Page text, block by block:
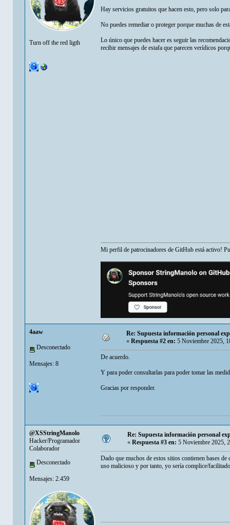
Turn off the red ligth
Hay servicios gratuitos que hacen esto, pero solo
No puedes remediar o proteger porque muchas de
Lo único que puedes hacer es seguir las
recibir mensajes de estafa que parecen verídicos
Mi perfil de patrocinadores de GitHub está activo!
4aaw
Desconectado
Mensajes: 8
Re: Supuesta información personal
«Respuesta #2 en:5 Noviembre 2025,
De acuerdo.
Y para poder consultarlas para poder tomar las
Gracias por responder.
@XSStringManolo
Hacker/Programador
Colaborador
Desconectado
Mensajes: 2.459
Re: Supuesta información personal
« Respuesta #3 en: 5 Noviembre 2025,
Dado que muchos de estos sitios contienen bases
uso malicioso y por tanto, yo sería complice/